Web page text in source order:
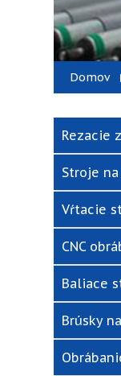
Domov
Rezacie
Stroje
Vŕtacie
CNC
Baliace
Brúsky